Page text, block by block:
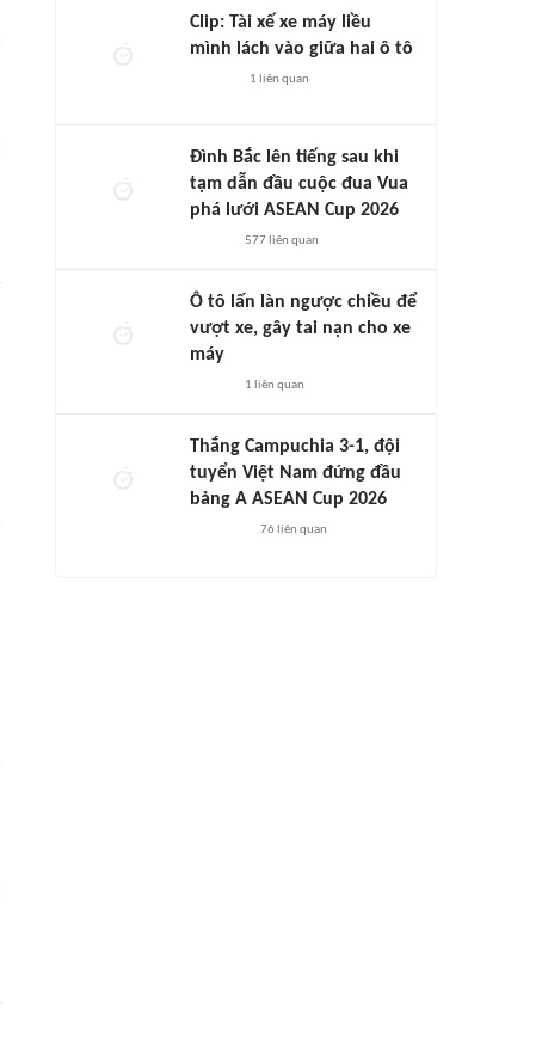
Clip: Tài xế xe máy liều
mình lách vào giữa hai ô tô
1 liên quan
Đình Bắc lên tiếng sau khi
tạm dẫn đầu cuộc đua Vua
phá lưới ASEAN Cup 2026
577liên quan
Ô tô lấn làn ngược chiều để
vượt xe, gây tai nạn cho xe
máy
1 liên quan
Thắng Campuchia 3-1, đội
tuyển Việt Nam đứng đầu
bảng A ASEAN Cup 2026
76 liên quan